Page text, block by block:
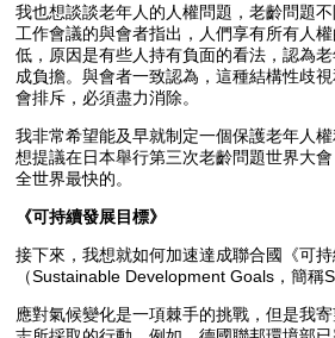
我也想談談老年人的人權問題，老齡問題
工作會議的與會者指出，人們享有所有人
低，原因是有些人持有負面的看法，認為
成負擔。與會者一致認為，這種結構性歧
會排斥，必須盡力消除。
我非常希望能及早就制定一個保護老年人
想提議在日本舉行第三次老齡問題世界大
全世界最快的。
《可持續發展目標》
接下來，我想就如何加速達成聯合國《可持
（Sustainable Development Goals，簡稱
應對氣候變化是一項棘手的挑戰，但是我